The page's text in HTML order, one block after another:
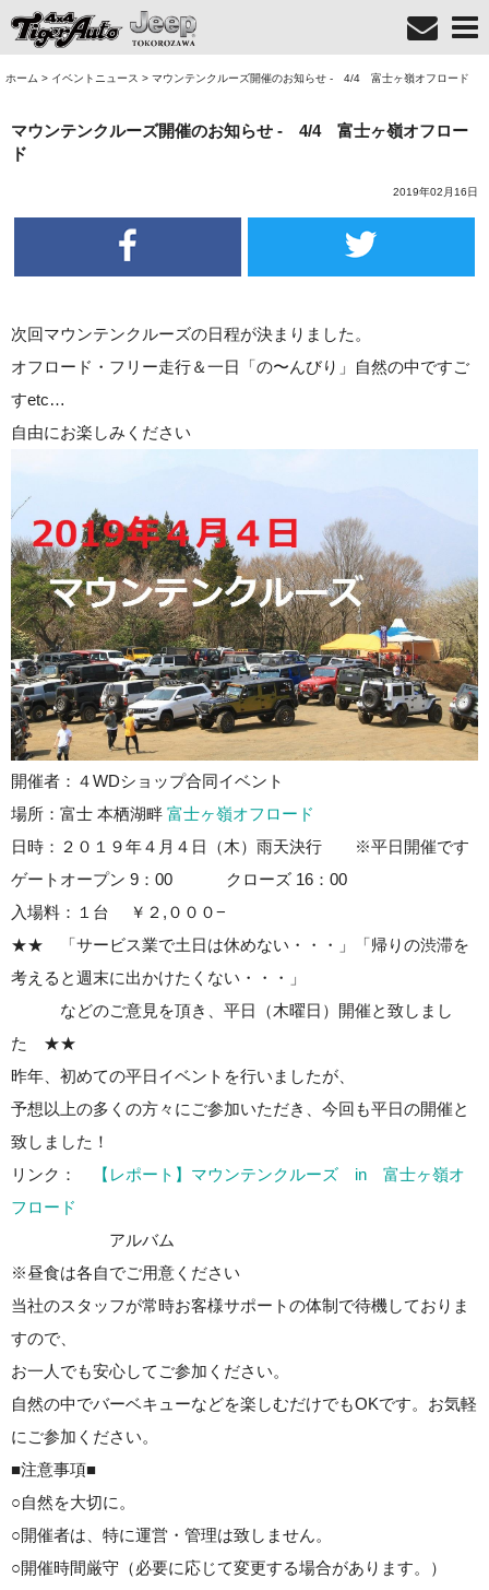
ホーム > イベントニュース > マウンテンクルーズ開催のお知らせ - 4/4 富士ヶ嶺オフロード
マウンテンクルーズ開催のお知らせ - 4/4 富士ヶ嶺オフロー
ド
2019年02月16日
次回マウンテンクルーズの日程が決まりました。
オフロード・フリー走行＆一日「の〜んびり」自然の中ですご
すetc…
自由にお楽しみください
開催者：４WDショップ合同イベント
場所：富士 本栖湖畔 富士ヶ嶺オフロード
日時：２０１９年４月４日（木）雨天決行 ※平日開催です
ゲートオープン 9：00 クローズ 16：00
入場料：１台 ￥２,０００−
★★ 「サービス業で土日は休めない・・・」「帰りの渋滞を
考えると週末に出かけたくない・・・」
などのご意見を頂き、平日（木曜日）開催と致しまし
た ★★
昨年、初めての平日イベントを行いましたが、
予想以上の多くの方々にご参加いただき、今回も平日の開催と
致しました！
リンク：
【レポート】マウンテンクルーズ in 富士ヶ嶺オ
フロード
アルバム
※昼食は各自でご用意ください
当社のスタッフが常時お客様サポートの体制で待機しておりま
すので、
お一人でも安心してご参加ください。
自然の中でバーベキューなどを楽しむだけでもOKです。お気軽
にご参加ください。
■注意事項■
○自然を大切に。
○開催者は、特に運営・管理は致しません。
○開催時間厳守（必要に応じて変更する場合があります。）